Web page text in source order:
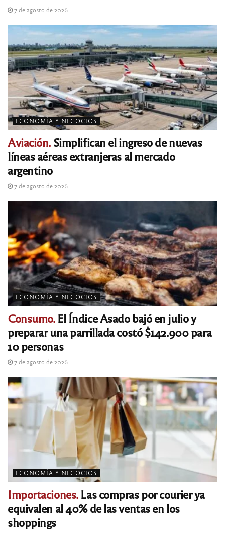
7 de agosto de 2026
ECONOMÍA Y NEGOCIOS
Aviación. Simplifican el ingreso de nuevas
líneas aéreas extranjeras al mercado
argentino
7 de agosto de 2026
ECONOMÍA Y NEGOCIOS
Consumo.El Índice Asado bajó en julio y
preparar una parrillada costó $142.900 para
10 personas
7 de agosto de 2026
ECONOMÍA Y NEGOCIOS
Importaciones.Las compras por courier ya
equivalen al 40% de las ventas en los
shoppings